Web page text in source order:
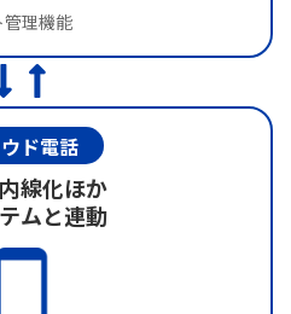
理機能
ド電話
線化ほか
ムと連動